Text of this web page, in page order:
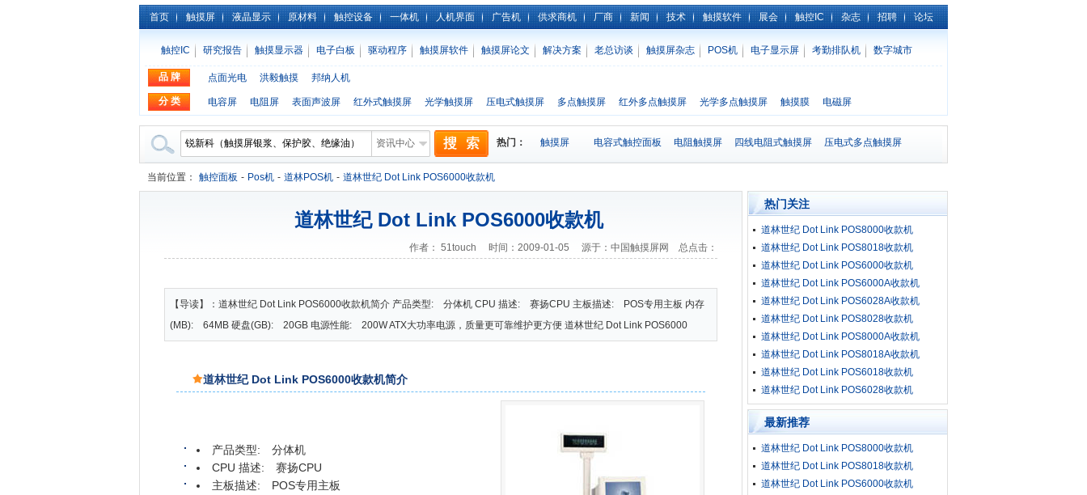
首页 触摸屏 液晶显示 原材料 触控设备 一体机 人机界面 广告机 供求商机 厂商 新闻 技术 触摸软件 展会 触控IC 杂志 招聘 论坛
触控IC 研究报告 触摸显示器 电子白板 驱动程序 触摸屏软件 触摸屏论文 解决方案 老总访谈 触摸屏杂志 POS机 电子显示屏 考勤排队机 数字城市
品 牌 点面光电 洪毅触摸 邦纳人机
分 类 电容屏 电阻屏 表面声波屏 红外式触摸屏 光学触摸屏 压电式触摸屏 多点触摸屏 红外多点触摸屏 光学多点触摸屏 触摸膜 电磁屏
资讯中心 热门： 触摸屏 电容式触控面板 电阻触摸屏 四线电阻式触摸屏 压电式多点触摸屏
当前位置： 触控面板 - Pos机 - 道林POS机 - 道林世纪 Dot Link POS6000收款机
道林世纪 Dot Link POS6000收款机
作者： 51touch 时间：2009-01-05 源于：中国触摸屏网 总点击：
【导读】：道林世纪 Dot Link POS6000收款机简介 产品类型: 分体机 CPU 描述: 赛扬CPU 主板描述: POS专用主板 内存
(MB): 64MB 硬盘(GB): 20GB 电源性能: 200W ATX大功率电源，质量更可靠维护更方便 道林世纪 Dot Link POS6000
道林世纪 Dot Link POS6000收款机简介
产品类型: 分体机
CPU 描述: 赛扬CPU
主板描述: POS专用主板
热门关注
道林世纪 Dot Link POS8000收款机
道林世纪 Dot Link POS8018收款机
道林世纪 Dot Link POS6000收款机
道林世纪 Dot Link POS6000A收款机
道林世纪 Dot Link POS6028A收款机
道林世纪 Dot Link POS8028收款机
道林世纪 Dot Link POS8000A收款机
道林世纪 Dot Link POS8018A收款机
道林世纪 Dot Link POS6018收款机
道林世纪 Dot Link POS6028收款机
最新推荐
道林世纪 Dot Link POS8000收款机
道林世纪 Dot Link POS8018收款机
道林世纪 Dot Link POS6000收款机